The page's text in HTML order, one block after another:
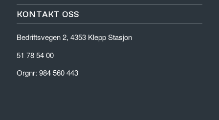
KONTAKT OSS
Bedriftsvegen 2, 4353 Klepp Stasjon
51 78 54 00
Orgnr: 984 560 443